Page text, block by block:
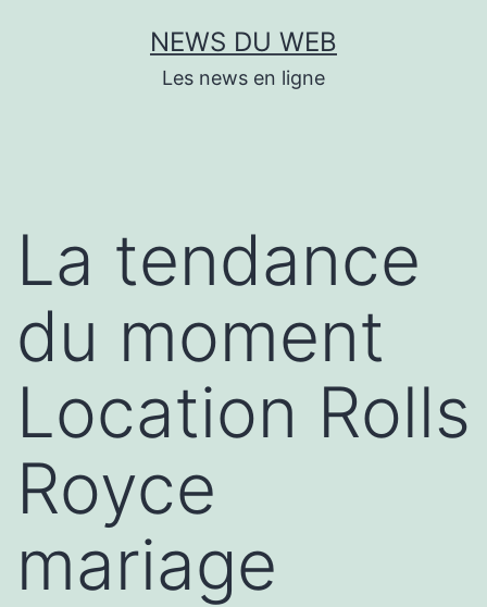
NEWS DU WEB
Les news en ligne
La tendance
du moment
Location Rolls
Royce
mariage